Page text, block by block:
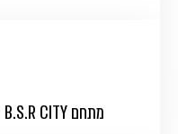
מתחם B.S.R CITY תוצרת הארץ 3, פתח תקווה